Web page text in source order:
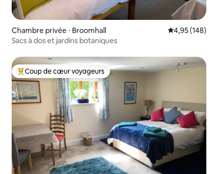
Chambre privée ⋅ Broomhall Évaluation
4,95 (148)
Sacs à dos et jardins botaniques
Coups de cœur voyageurs les plus appréciés
Coup de cœur voyageurs